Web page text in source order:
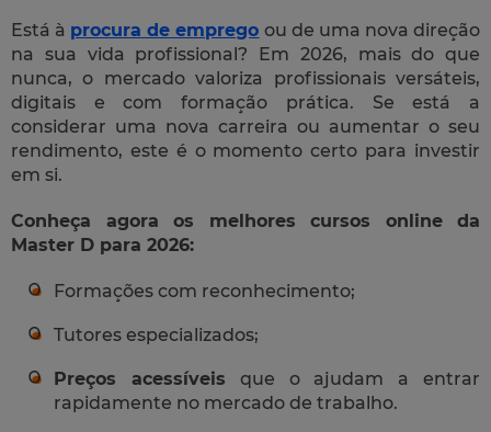
Está à procura de emprego ou de uma nova direção
na sua vida profissional? Em 2026, mais do que
nunca, o mercado valoriza profissionais versáteis,
digitais e com formação prática. Se está a
considerar uma nova carreira ou aumentar o seu
rendimento, este é o momento certo para investir
em si.
Conheça agora os melhores cursos online da
Master D para 2026:
Formações com reconhecimento;
Tutores especializados;
Preços acessíveis que o ajudam a entrar
rapidamente no mercado de trabalho.